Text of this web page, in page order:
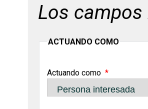
Los
ACTUANDO COMO
Actuando como